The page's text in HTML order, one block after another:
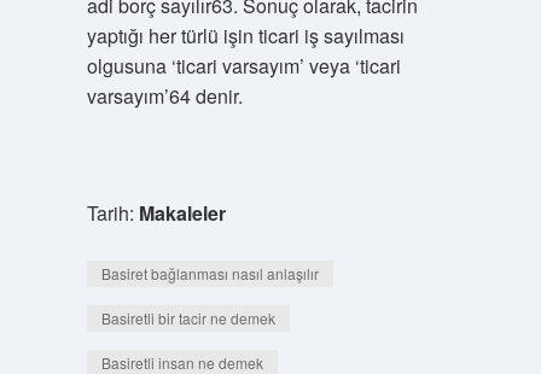
yaptığı her türlü işin ticari iş sayılması
olgusuna ‘ticari varsayım’ veya ‘ticari
varsayım’64 denir.
Tarih: Makaleler
Basiret bağlanması nasıl anlaşılır
Basiretli bir tacir ne demek
Basiretli insan ne demek